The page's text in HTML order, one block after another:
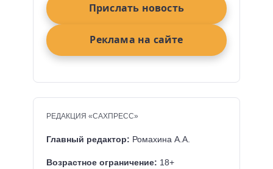
Прислать новость
Реклама на сайте
РЕДАКЦИЯ «САХПРЕСС»
Главный редактор: Ромахина А.А.
Возрастное ограничение: 18+